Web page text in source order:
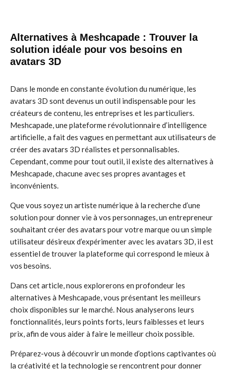
Alternatives à Meshcapade : Trouver la
solution idéale pour vos besoins en
avatars 3D
Dans le monde en constante évolution du numérique, les
avatars 3D sont devenus un outil indispensable pour les
créateurs de contenu, les entreprises et les particuliers.
Meshcapade, une plateforme révolutionnaire d’intelligence
artificielle, a fait des vagues en permettant aux utilisateurs de
créer des avatars 3D réalistes et personnalisables.
Cependant, comme pour tout outil, il existe des alternatives à
Meshcapade, chacune avec ses propres avantages et
inconvénients.
Que vous soyez un artiste numérique à la recherche d’une
solution pour donner vie à vos personnages, un entrepreneur
souhaitant créer des avatars pour votre marque ou un simple
utilisateur désireux d’expérimenter avec les avatars 3D, il est
essentiel de trouver la plateforme qui correspond le mieux à
vos besoins.
Dans cet article, nous explorerons en profondeur les
alternatives à Meshcapade, vous présentant les meilleurs
choix disponibles sur le marché. Nous analyserons leurs
fonctionnalités, leurs points forts, leurs faiblesses et leurs
prix, afin de vous aider à faire le meilleur choix possible.
Préparez-vous à découvrir un monde d’options captivantes où
la créativité et la technologie se rencontrent pour donner